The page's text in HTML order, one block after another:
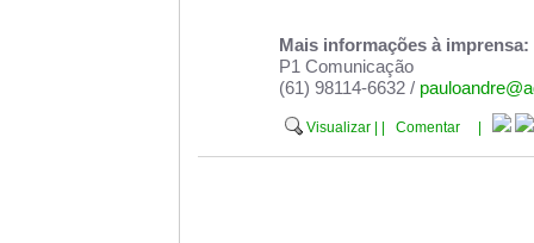
Mais informações à imprensa:
P1 Comunicação
(61) 98114-6632 /
Visualizar Comentar